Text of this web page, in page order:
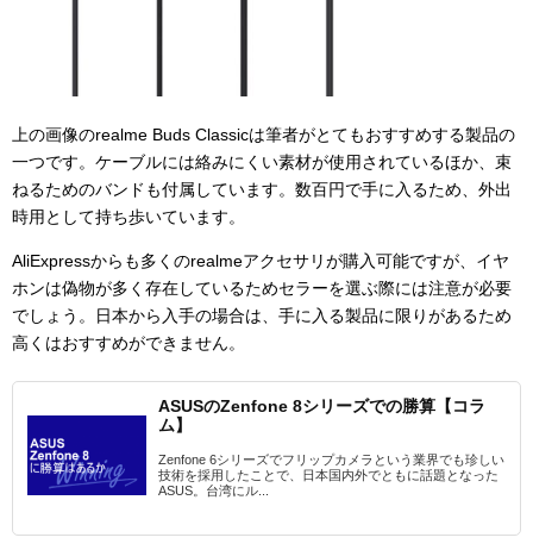
上の画像のrealme Buds Classicは筆者がとてもおすすめする製品の
一つです。ケーブルには絡みにくい素材が使用されているほか、束
ねるためのバンドも付属しています。数百円で手に入るため、外出
時用として持ち歩いています。
AliExpressからも多くのrealmeアクセサリが購入可能ですが、イヤ
ホンは偽物が多く存在しているためセラーを選ぶ際には注意が必要
でしょう。日本から入手の場合は、手に入る製品に限りがあるため
高くはおすすめができません。
ASUSのZenfone 8シリーズでの勝算【コラ
ム】
Zenfone 6シリーズでフリップカメラという業界でも珍しい
技術を採用したことで、日本国内外でともに話題となった
ASUS。台湾にル...